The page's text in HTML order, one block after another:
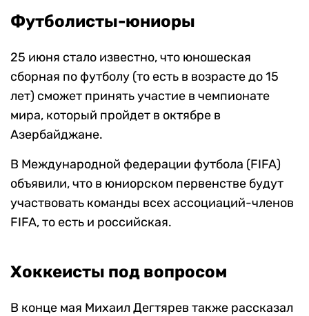
Футболисты-юниоры
25 июня стало известно, что юношеская
сборная по футболу (то есть в возрасте до 15
лет) сможет принять участие в чемпионате
мира, который пройдет в октябре в
Азербайджане.
В Международной федерации футбола (FIFA)
объявили, что в юниорском первенстве будут
участвовать команды всех ассоциаций-членов
FIFA, то есть и российская.
Хоккеисты под вопросом
В конце мая Михаил Дегтярев также рассказал